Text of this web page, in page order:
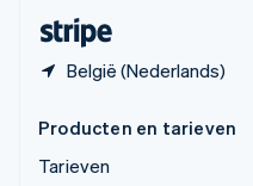
België (Nederlands)
Producten en tarieven
Tarieven